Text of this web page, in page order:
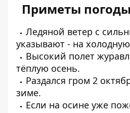
Приметы
Ледяной ветер с
указывают - на
Высокий полет
тёплую осень.
Раздался гром 2
зиме.
Если на осине уже